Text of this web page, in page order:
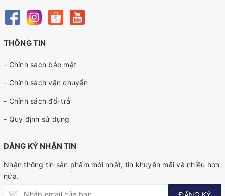
THÔNG TIN
- Chính sách bảo mật
- Chính sách vận chuyển
- Chính sách đổi trả
- Quy định sử dụng
ĐĂNG KÝ NHẬN TIN
Nhận thông tin sản phẩm mới nhất, tin khuyến mãi và nhiều hơn
nữa.